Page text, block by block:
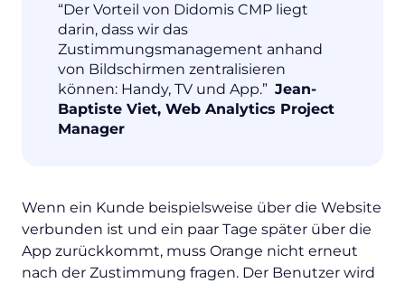
“Der Vorteil von Didomis CMP liegt
darin, dass wir das
Zustimmungsmanagement anhand
von Bildschirmen zentralisieren
können: Handy, TV und App.” Jean-
Baptiste Viet, Web Analytics Project
Manager
Wenn ein Kunde beispielsweise über die Website
verbunden ist und ein paar Tage später über die
App zurückkommt, muss Orange nicht erneut
nach der Zustimmung fragen. Der Benutzer wird